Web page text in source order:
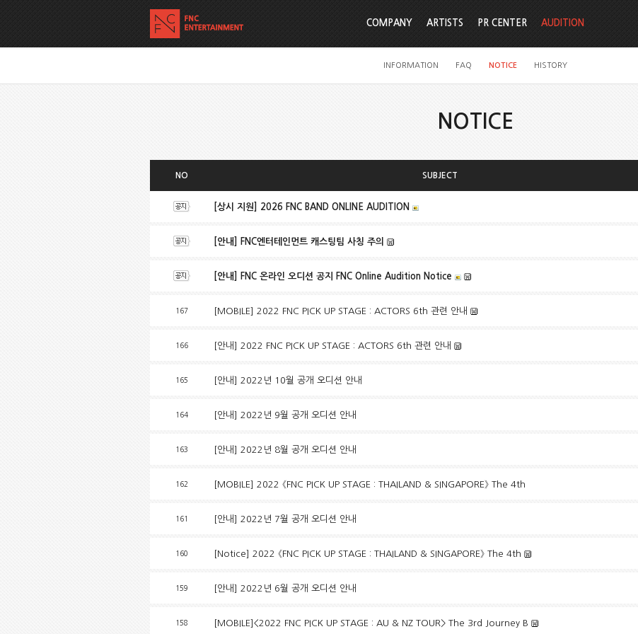
COMPANY ARTISTS PR CENTER AUDITION
INFORMATION FAQ NOTICE HISTORY
NOTICE
NO SUBJECT
[상시 지원] 2026 FNC BAND ONLINE AUDITION
[안내] FNC엔터테인먼트 캐스팅팀 사칭 주의
[안내] FNC 온라인 오디션 공지 FNC Online Audition Notice
167 [MOBILE] 2022 FNC PICK UP STAGE : ACTORS 6th 관련 안내
166 [안내] 2022 FNC PICK UP STAGE : ACTORS 6th 관련 안내
165 [안내] 2022년 10월 공개 오디션 안내
164 [안내] 2022년 9월 공개 오디션 안내
163 [안내] 2022년 8월 공개 오디션 안내
162 [MOBILE] 2022 《FNC PICK UP STAGE : THAILAND & SINGAPORE》 The 4th
161 [안내] 2022년 7월 공개 오디션 안내
160 [Notice] 2022 《FNC PICK UP STAGE : THAILAND & SINGAPORE》 The 4th
159 [안내] 2022년 6월 공개 오디션 안내
158 [MOBILE]<2022 FNC PICK UP STAGE : AU & NZ TOUR> The 3rd Journey B